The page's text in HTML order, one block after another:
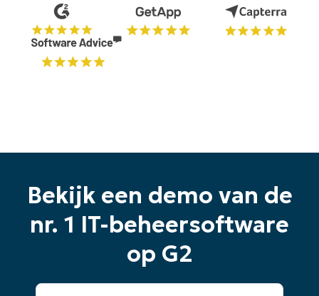
Bekijk een demo van de
nr. 1 IT-beheersoftware
op G2
Voornaam
Company
name*